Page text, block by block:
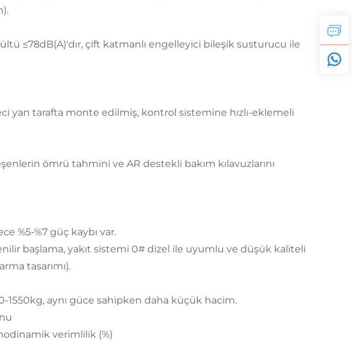
≤78dB(A)'dır, çift katmanlı engelleyici bileşik susturucu ile
yan tarafta monte edilmiş, kontrol sistemine hızlı-eklemeli
ömrü tahmini ve AR destekli bakım kılavuzlarını
%5-%7 güç kaybı var.
başlama, yakıt sistemi 0# dizel ile uyumlu ve düşük kaliteli
tasarımı).
1550kg, aynı güce sahipken daha küçük hacim.
verimlilik (%)